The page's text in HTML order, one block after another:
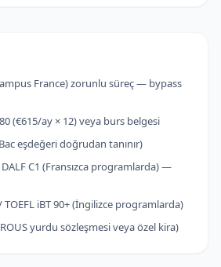
France) zorunlu süreç — bypass
(€615/ay × 12) veya burs belgesi
eşdeğeri doğrudan tanınır)
DALF C1 (Fransızca programlarda) —
TOEFL iBT 90+ (İngilizce programlarda)
yurdu sözleşmesi veya özel kira)